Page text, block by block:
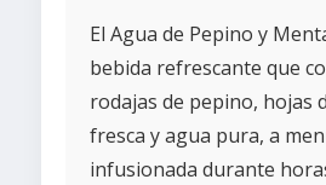
El Agua de Pepino y
bebida refrescante que
rodajas de pepino, hojas
fresca y agua pura, a
infusionada durante